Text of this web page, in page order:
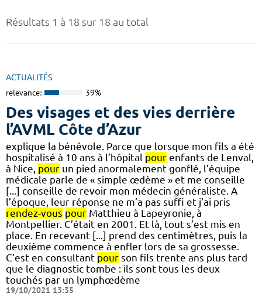
Résultats 1 à 18 sur 18 au total
ACTUALITÉS
relevance: 39%
Des visages et des vies derrière
l’AVML Côte d’Azur
explique la bénévole. Parce que lorsque mon fils a été
hospitalisé à 10 ans à l’hôpital pour enfants de Lenval,
à Nice, pour un pied anormalement gonflé, l’équipe
médicale parle de « simple œdème » et me conseille
[...] conseille de revoir mon médecin généraliste. A
l’époque, leur réponse ne m’a pas suffi et j’ai pris
rendez-vous pour Matthieu à Lapeyronie, à
Montpellier. C’était en 2001. Et là, tout s’est mis en
place. En recevant [...] prend des centimètres, puis la
deuxième commence à enfler lors de sa grossesse.
C’est en consultant pour son fils trente ans plus tard
que le diagnostic tombe : ils sont tous les deux
touchés par un lymphœdème
19/10/2021 13:35